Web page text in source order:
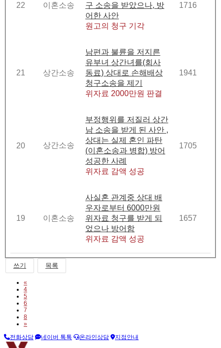
22 이혼소송
구 소송을 받았으나, 방
어한 사안
원고의 청구 기각
1716
21 상간소송
남편과 불륜을 저지른
유부녀 상간녀를(회사
동료) 상대로 손해배상
청구소송을 제기
위자료 2000만원 판결
1941
20 상간소송
부정행위를 저질러 상간
남 소송을 받게 된 사안 ,
상대는 실제 혼인 파탄
(이혼소송과 병합) 방어
성공한 사례
위자료 감액 성공
1705
19 이혼소송
사실혼 관계중 상대 배
우자로부터 6000만원
위자료 청구를 받게 되
었으나 방어함
위자료 감액 성공
1657
쓰기 목록
«
4
5
6
7
8
»Next
전화상담
네이버 톡톡 온라인상담 지점안내